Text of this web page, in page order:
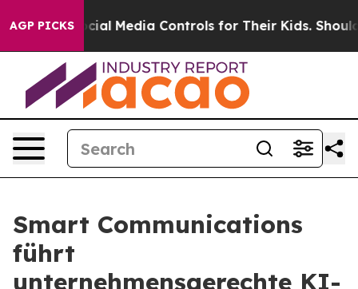
AGP PICKS
Social Media Controls for Their Kids. Should the
Smart Communications
führt
unternehmensgerechte KI-